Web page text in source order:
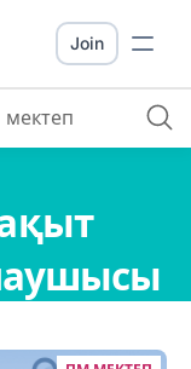
Join
мектеп